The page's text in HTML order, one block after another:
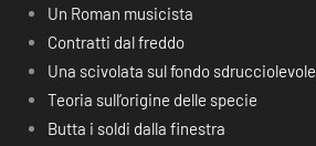
Un Roman musicista
Contratti dal freddo
Una scivolata sul fondo sdrucciolevole
Teoria sull’origine delle specie
Butta i soldi dalla finestra